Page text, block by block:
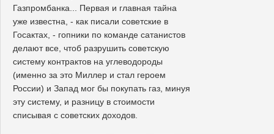
Газпромбанка... Первая и главная тайна
уже известна, - как писали советские в
Госактах, - гопники по команде сатанистов
делают все, чтоб разрушить советскую
систему контрактов на углеводороды
(именно за это Миллер и стал героем
России) и Запад мог бы покупать газ, минуя
эту систему, и разницу в стоимости
списывая с советских доходов.